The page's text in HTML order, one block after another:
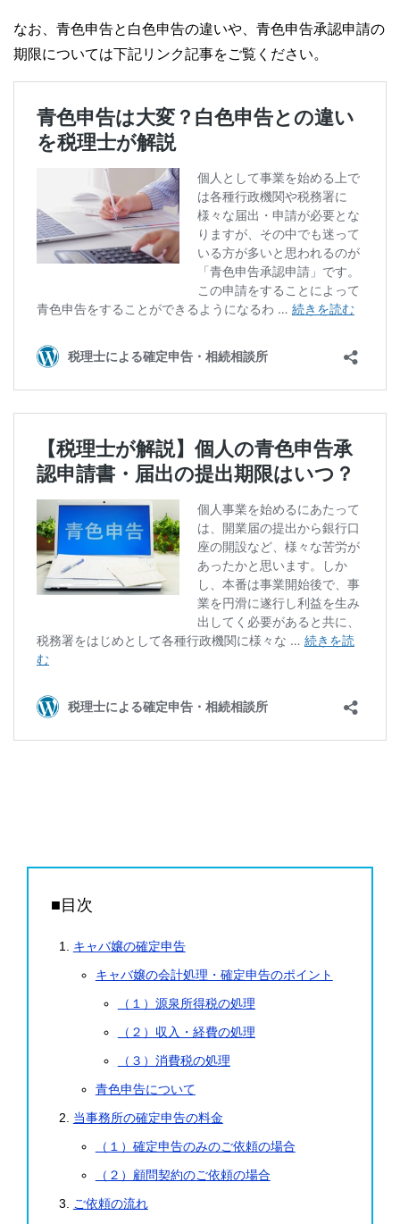
なお、青色申告と白色申告の違いや、青色申告承認申請の
期限については下記リンク記事をご覧ください。
■目次
キャバ嬢の確定申告
キャバ嬢の会計処理・確定申告のポイント
（１）源泉所得税の処理
（２）収入・経費の処理
（３）消費税の処理
青色申告について
当事務所の確定申告の料金
（１）確定申告のみのご依頼の場合
（２）顧問契約のご依頼の場合
ご依頼の流れ